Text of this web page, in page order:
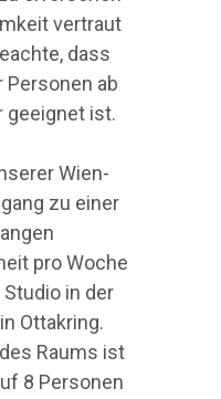
vertraut
dass
Personen ab
geeignet ist.
Wien-
zu einer
pro Woche
in der
Ottakring.
Raums ist
8 Personen